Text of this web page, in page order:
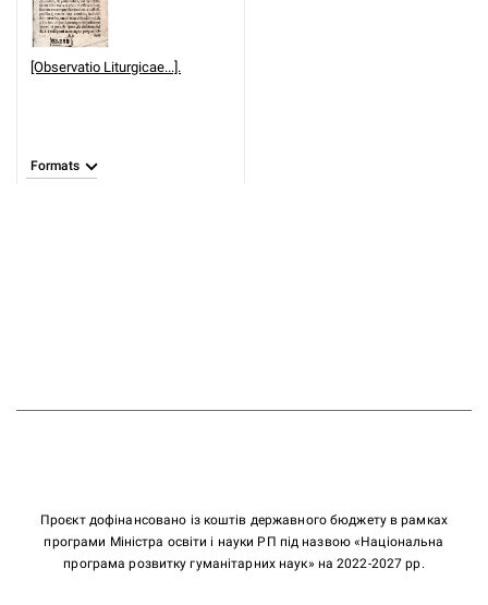
[Observatio Liturgicae...].
Formats
Проєкт дофінансовано із коштів державного бюджету в рамках
програми Міністра освіти і науки РП під назвою «Національна
програма розвитку гуманітарних наук» на 2022-2027 рр.